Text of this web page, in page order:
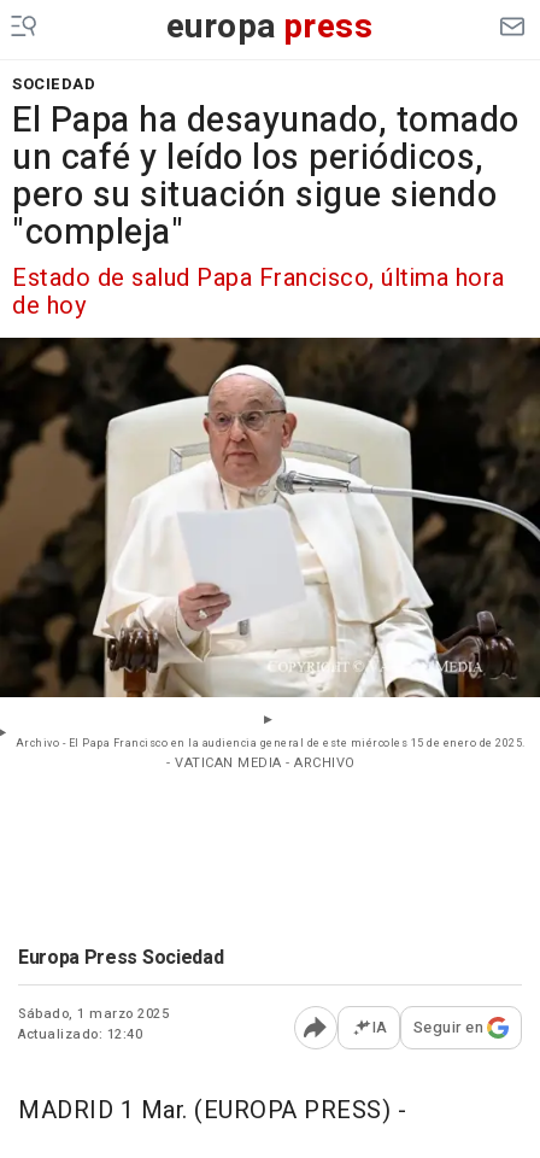
europa press
SOCIEDAD
El Papa ha desayunado, tomado
un café y leído los periódicos,
pero su situación sigue siendo
"compleja"
Estado de salud Papa Francisco, última hora
de hoy
Archivo - El Papa Francisco en la audiencia general de este miércoles 15 de enero de 2025.
- VATICAN MEDIA - ARCHIVO
Europa Press Sociedad
Sábado, 1 marzo 2025
Actualizado: 12:40
Abrir opciones para
IA Seguir en
MADRID 1 Mar. (EUROPA PRESS) -